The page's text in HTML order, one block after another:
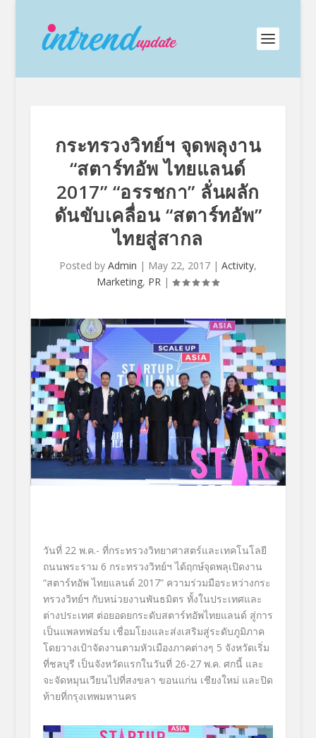
กระทรวงวิทย์ฯ จุดพลุงาน
“สตาร์ทอัพ ไทยแลนด์
2017” “อรรชกา” ลั่นผลัก
ดันขับเคลื่อน “สตาร์ทอัพ”
ไทยสู่สากล
Posted by Admin | May 22, 2017| Activity,
Marketing, PR |
วันที่ 22 พ.ค.- ที่กระทรวงวิทยาศาสตร์และเทคโนโลยี
ถนนพระราม 6 กระทรวงวิทย์ฯ ได้ฤกษ์จุดพลุเปิดงาน
“สตาร์ทอัพ ไทยแลนด์ 2017” ความร่วมมือระหว่างกระ
ทรวงวิทย์ฯ กับหน่วยงานพันธมิตร ทั้งในประเทศและ
ต่างประเทศ ต่อยอดยกระดับสตาร์ทอัพไทยแลนด์ สู่การ
เป็นแพลทฟอร์ม เชื่อมโยงและส่งเสริมสู่ระดับภูมิภาค
โดยวางเป้าจัดงานตามหัวเมืองภาคต่างๆ 5 จังหวัดเริ่ม
ที่ชลบุรี เป็นจังหวัดแรกในวันที่ 26-27 พ.ค. ศกนี้ และ
จะจัดหมุนเวียนไปที่สงขลา ขอนแก่น เชียงใหม่ และปิด
ท้ายที่กรุงเทพมหานคร